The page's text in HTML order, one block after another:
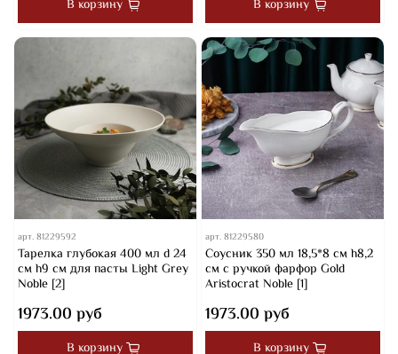
В корзину В корзину
арт.81229592
Тарелка глубокая 400 мл d 24
см h9 см для пасты Light Grey
Noble [2]
1973.00 руб
В корзину
арт.81229580
Соусник 350 мл 18,5*8 см h8,2
см с ручкой фарфор Gold
Aristocrat Noble [1]
1973.00 руб
В корзину